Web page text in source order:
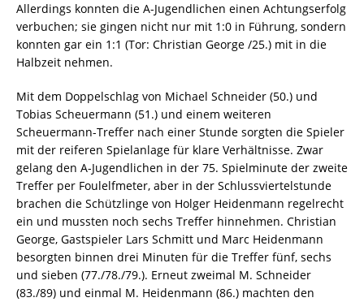
Allerdings konnten die A-Jugendlichen einen Achtungserfolg
verbuchen; sie gingen nicht nur mit 1:0 in Führung, sondern
konnten gar ein 1:1 (Tor: Christian George /25.) mit in die
Halbzeit nehmen.
Mit dem Doppelschlag von Michael Schneider (50.) und
Tobias Scheuermann (51.) und einem weiteren
Scheuermann-Treffer nach einer Stunde sorgten die Spieler
mit der reiferen Spielanlage für klare Verhältnisse. Zwar
gelang den A-Jugendlichen in der 75. Spielminute der zweite
Treffer per Foulelfmeter, aber in der Schlussviertelstunde
brachen die Schützlinge von Holger Heidenmann regelrecht
ein und mussten noch sechs Treffer hinnehmen. Christian
George, Gastspieler Lars Schmitt und Marc Heidenmann
besorgten binnen drei Minuten für die Treffer fünf, sechs
und sieben (77./78./79.). Erneut zweimal M. Schneider
(83./89) und einmal M. Heidenmann (86.) machten den